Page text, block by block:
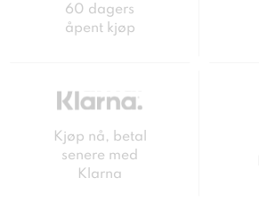
60 dagers
åpent kjøp
Kjøp nå, betal
senere med
Klarna